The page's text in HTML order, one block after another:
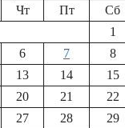
Чт Пт Сб
1
6 7 8
13 14 15
20 21 22
27 28 29